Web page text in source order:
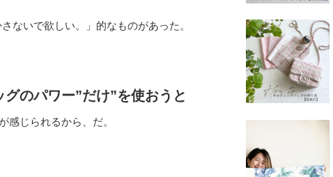
ないで欲しい。」的なものがあった。
のパワー”だけ”を使おうと
感じられるから、だ。